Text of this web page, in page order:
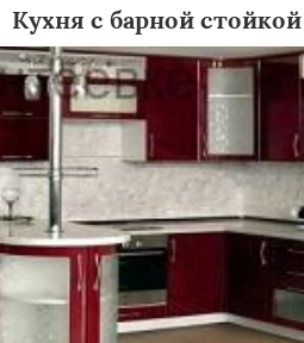
Кухня с барной стойкой